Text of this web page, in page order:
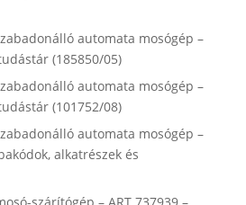
automata mosógép –
(185850/05)
automata mosógép –
(101752/08)
automata mosógép –
alkatrészek és